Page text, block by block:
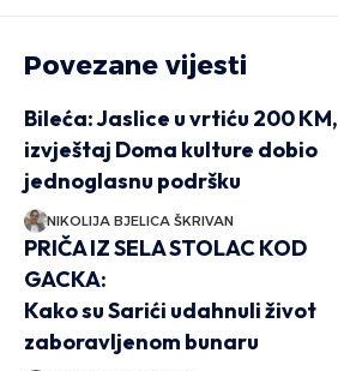
Povezane vijesti
Bileća: Jaslice u vrtiću 200 KM,
izvještaj Doma kulture dobio
jednoglasnu podršku
NIKOLIJA BJELICA ŠKRIVAN
PRIČA IZ SELA STOLAC KOD
GACKA:
Kako su Sarići udahnuli život
zaboravljenom bunaru